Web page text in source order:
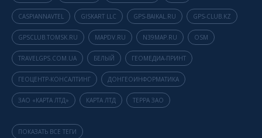
CASPIANNAVTEL GISKART LLC GPS-BAIKAL.RU GPS-CLUB.KZ
GPSCLUB.TOMSK.RU MAPDV.RU N39MAP.RU OSM
TRAVELGPS.COM.UA БЕЛЫЙ ГЕОМЕДИА-ПРИНТ
ГЕОЦЕНТР-КОНСАЛТИНГ ДОНГЕОИНФОРМАТИКА
ЗАО «КАРТА ЛТД» КАРТА ЛТД ТЕРРА ЗАО
ПОКАЗАТЬ ВСЕ ТЕГИ